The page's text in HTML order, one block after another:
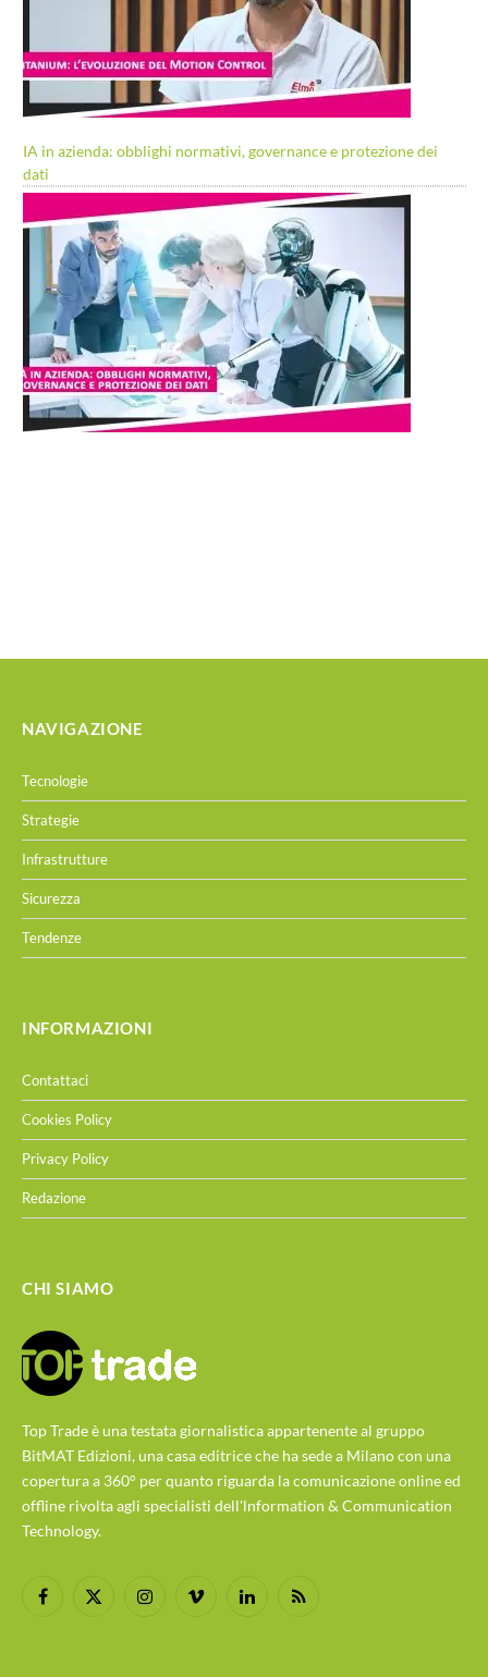
IA in azienda: obblighi normativi, governance e protezione dei
dati
NAVIGAZIONE
Tecnologie
Strategie
Infrastrutture
Sicurezza
Tendenze
INFORMAZIONI
Contattaci
Cookies Policy
Privacy Policy
Redazione
CHI SIAMO
Top Trade è una testata giornalistica appartenente al gruppo
BitMAT Edizioni, una casa editrice che ha sede a Milano con una
copertura a 360° per quanto riguarda la comunicazione online ed
offline rivolta agli specialisti dell'lnformation & Communication
Technology.
Facebook
X
InstagramVimeo LinkedInRSS